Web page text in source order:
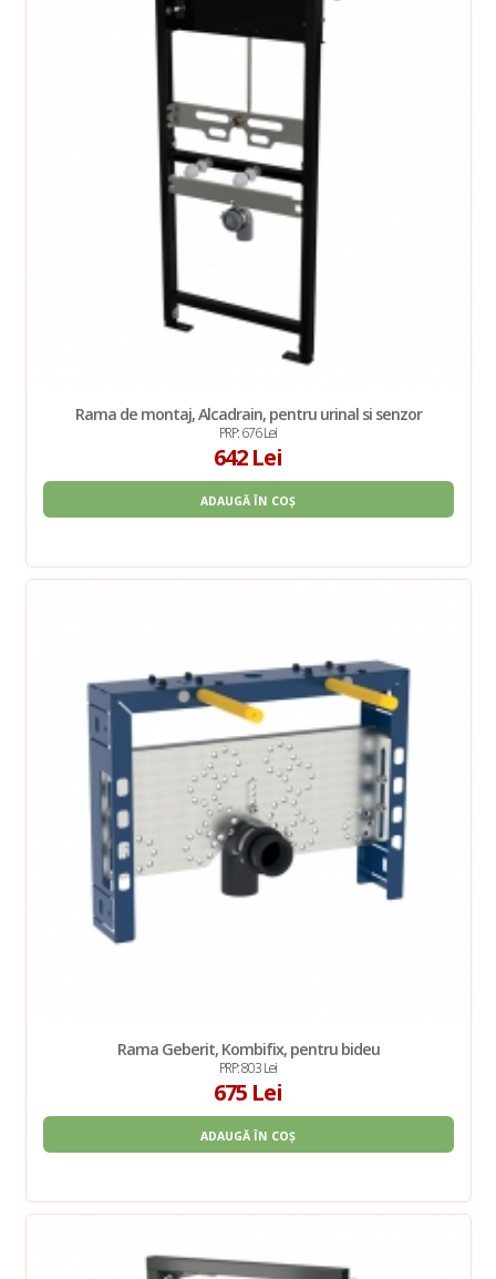
Rama de montaj, Alcadrain, pentru urinal si senzor
PRP: 676 Lei
642 Lei
ADAUGĂ ÎN COȘ
Rama Geberit, Kombifix, pentru bideu
PRP: 803 Lei
675 Lei
ADAUGĂ ÎN COȘ